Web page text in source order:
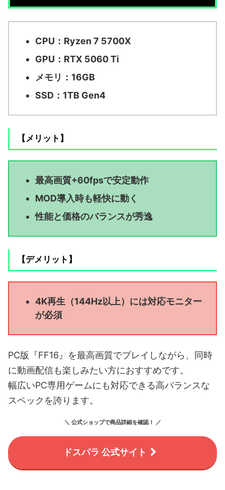
CPU：Ryzen 7 5700X
GPU：RTX 5060 Ti
メモリ：16GB
SSD：1TB Gen4
【メリット】
最高画質+60fpsで安定動作
MOD導入時も軽快に動く
性能と価格のバランスが秀逸
【デメリット】
4K再生（144Hz以上）には対応モニター
が必須
PC版『FF16』を最高画質でプレイしながら、同時
に動画配信も楽しみたい方におすすめです。
幅広いPC専用ゲームにも対応できる高バランスな
スペックを誇ります。
＼ 公式ショップで商品詳細を確認！ ／
ドスパラ 公式サイト